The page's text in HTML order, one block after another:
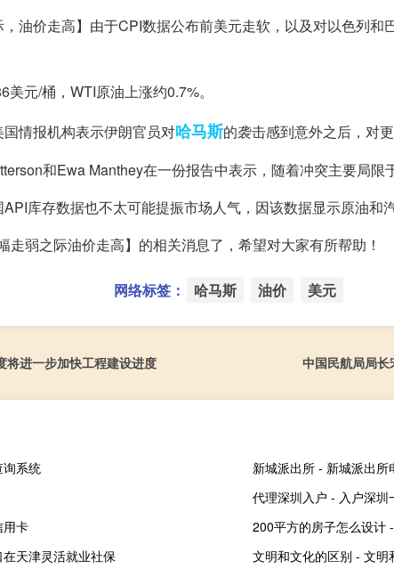
油价走高】由于CPI数据公布前美元走软，以及对以色列和
元/桶，WTI原油上涨约0.7%。
情报机构表示伊朗官员对哈马斯的袭击感到意外之后，对
和Ewa Manthey在一份报告中表示，随着冲突主要局限
库存数据也不太可能提振市场人气，因该数据显示原油和
走弱之际油价走高】的相关消息了，希望对大家有所帮助！
网络标签： 哈马斯 油价 美元
将进一步加快工程建设进度
中国民航局局长
询系统
新城派出所 - 新城派出所
代理深圳入户 - 入户深圳
用卡
200平方的房子怎么设计
天津灵活就业社保
文明和文化的区别 - 文明